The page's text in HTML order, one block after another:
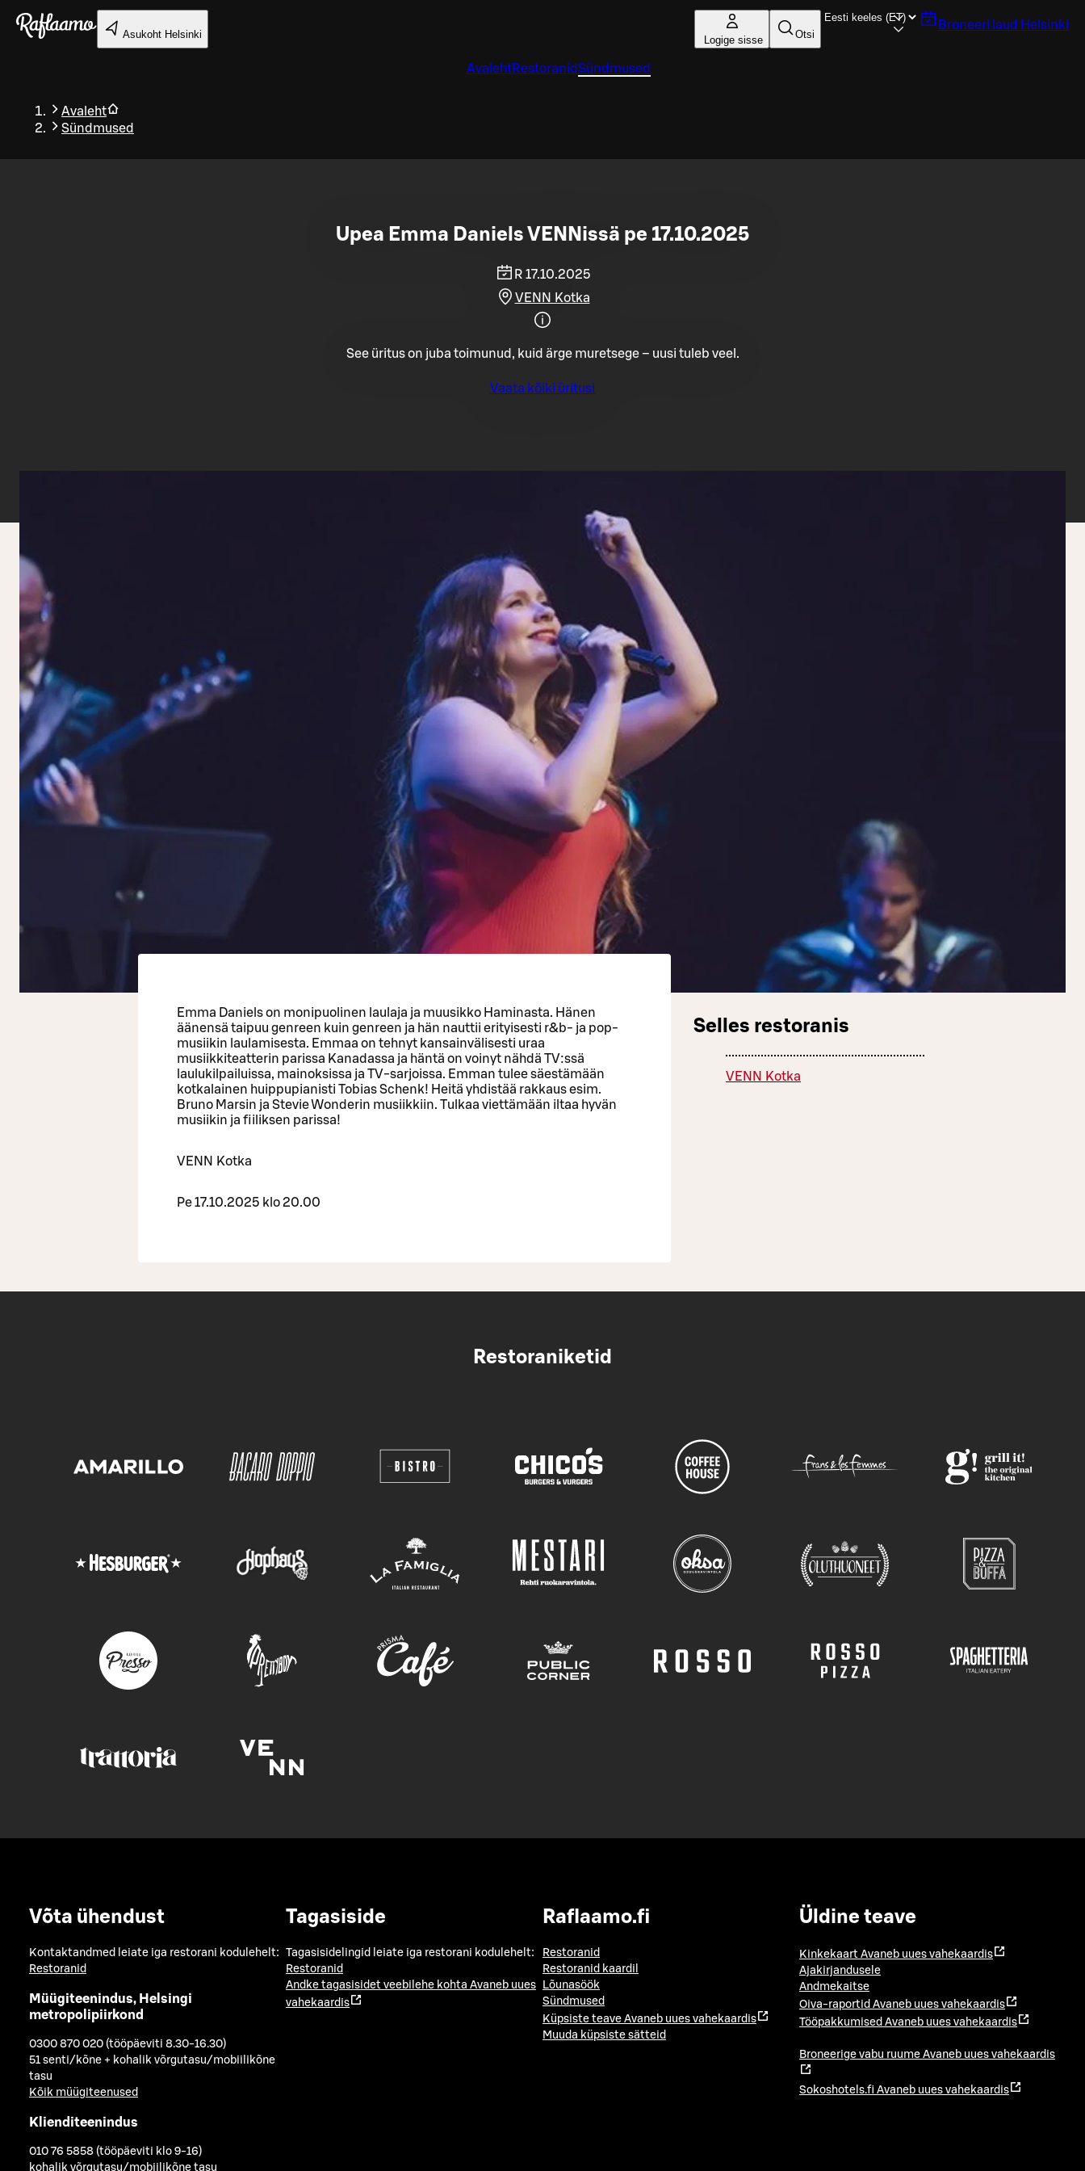
Liigu peamise sisu juurde
Asukoht Helsinki Logige sisse Otsi
Broneeri laud Helsinki
AvalehtRestoranidSündmused
Avaleht
Sündmused
Tagasi
Upea Emma Daniels VENNissä pe 17.10.2025
R 17.10.2025
VENN Kotka
See üritus on juba toimunud, kuid ärge muretsege – uusi tuleb veel.
Vaata kõiki üritusi
Emma Daniels on monipuolinen laulaja ja muusikko Haminasta. Hänen
äänensä taipuu genreen kuin genreen ja hän nauttii erityisesti r&b- ja pop-
musiikin laulamisesta. Emmaa on tehnyt kansainvälisesti uraa
musiikkiteatterin parissa Kanadassa ja häntä on voinyt nähdä TV:ssä
laulukilpailuissa, mainoksissa ja TV-sarjoissa. Emman tulee säestämään
kotkalainen huippupianisti Tobias Schenk! Heitä yhdistää rakkaus esim.
Bruno Marsin ja Stevie Wonderin musiikkiin. Tulkaa viettämään iltaa hyvän
musiikin ja fiiliksen parissa!
VENN Kotka
Pe 17.10.2025 klo 20.00
Selles restoranis
VENN Kotka
Restoraniketid
Võta ühendust
Kontaktandmed leiate iga restorani kodulehelt:
Restoranid
Müügiteenindus, Helsingi
metropolipiirkond
0300 870 020 (tööpäeviti 8.30-16.30)
51 senti/kõne + kohalik võrgutasu/mobiilikõne
tasu
Kõik müügiteenused
Klienditeenindus
010 76 5858 (tööpäeviti klo 9-16)
kohalik võrgutasu/mobiilikõne tasu
Tagasiside
Tagasisidelingid leiate iga restorani kodulehelt:
Restoranid
Andke tagasisidet veebilehe kohta Avaneb uues
vahekaardis
Raflaamo.fi
Restoranid
Restoranid kaardil
Lõunasöök
Sündmused
Küpsiste teave Avaneb uues vahekaardis
Muuda küpsiste sätteid
Üldine teave
Kinkekaart Avaneb uues vahekaardis
Ajakirjandusele
Andmekaitse
Oiva-raportid Avaneb uues vahekaardis
Tööpakkumised Avaneb uues vahekaardis
Broneerige vabu ruume Avaneb uues vahekaardis
Sokoshotels.fi Avaneb uues vahekaardis